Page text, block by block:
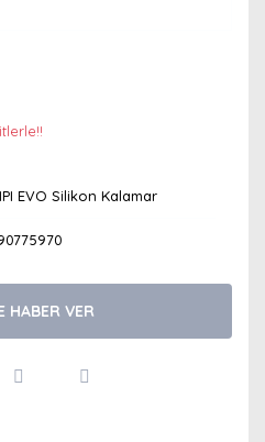
EVO Silikon Kalamar
HABER VER